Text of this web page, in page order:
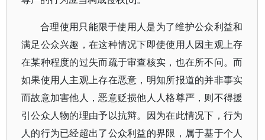
合理使用只能限于使用人是为了维护公众利益和
满足公众兴趣，在这种情况下即使使用人因主观上存
在某种程度的过失而疏于审查核实，也在所不问。而
如果使用人主观上存在恶意，明知所报道的并非事实
而故意加害他人，恶意贬损他人人格尊严，则不得援
引公众人物的理由予以抗辩。因为在此情况下，行为
人的行为已经超出了公众利益的界限，属于基于个人